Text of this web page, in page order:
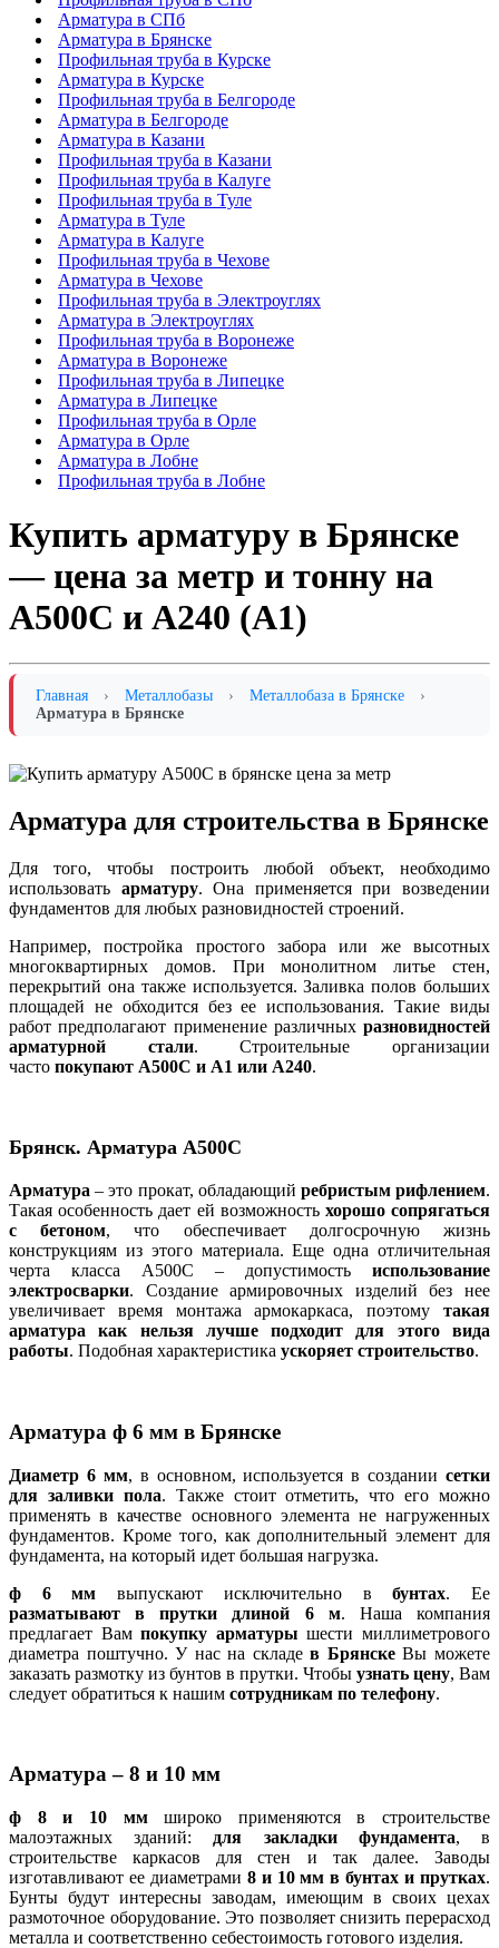
Арматура в СПб
Арматура в Брянске
Профильная труба в Курске
Арматура в Курске
Профильная труба в Белгороде
Арматура в Белгороде
Арматура в Казани
Профильная труба в Казани
Профильная труба в Калуге
Профильная труба в Туле
Арматура в Туле
Арматура в Калуге
Профильная труба в Чехове
Арматура в Чехове
Профильная труба в Электроуглях
Арматура в Электроуглях
Профильная труба в Воронеже
Арматура в Воронеже
Профильная труба в Липецке
Арматура в Липецке
Профильная труба в Орле
Арматура в Орле
Арматура в Лобне
Профильная труба в Лобне
Купить арматуру в Брянске
— цена за метр и тонну на
А500С и А240 (А1)
Главная › Металлобазы › Металлобаза в Брянске
›
Арматура в Брянске
Арматура для строительства в Брянске
Для того, чтобы построить любой объект, необходимо
использовать арматуру. Она применяется при возведении
фундаментов для любых разновидностей строений.
Например, постройка простого забора или же высотных
многоквартирных домов. При монолитном литье стен,
перекрытий она также используется. Заливка полов больших
площадей не обходится без ее использования. Такие виды
работ предполагают применение различных разновидностей
арматурной стали. Строительные организации
часто покупают А500С и А1 или А240.
Брянск. Арматура А500С
Арматура– это прокат, обладающий ребристым рифлением.
Такая особенность дает ей возможность хорошо сопрягаться
с бетоном, что обеспечивает долгосрочную жизнь
конструкциям из этого материала. Еще одна отличительная
черта класса А500С – допустимость использование
электросварки. Создание армировочных изделий без нее
увеличивает время монтажа армокаркаса, поэтому такая
арматура как нельзя лучше подходит для этого вида
работы. Подобная характеристика ускоряет строительство.
Арматура ф 6 мм в Брянске
Диаметр 6 мм, в основном, используется в создании сетки
для заливки пола. Также стоит отметить, что его можно
применять в качестве основного элемента не нагруженных
фундаментов. Кроме того, как дополнительный элемент для
фундамента, на который идет большая нагрузка.
ф 6 мм выпускают исключительно вбунтах. Ее
разматывают в прутки длиной 6 м. Наша компания
предлагает Вампокупку арматуры шести миллиметрового
диаметра поштучно. У нас на складев БрянскеВы можете
заказать размотку из бунтов в прутки. Чтобы узнать цену, Вам
следует обратиться к нашим сотрудникам по телефону.
Арматура – 8 и 10 мм
ф 8 и 10 ммшироко применяются в строительстве
малоэтажных зданий: для закладки фундамента, в
строительстве каркасов для стен и так далее. Заводы
изготавливают ее диаметрами 8 и 10 мм в бунтах и прутках.
Бунты будут интересны заводам, имеющим в своих цехах
размоточное оборудование. Это позволяет снизить перерасход
металла и соответственно себестоимость готового изделия.